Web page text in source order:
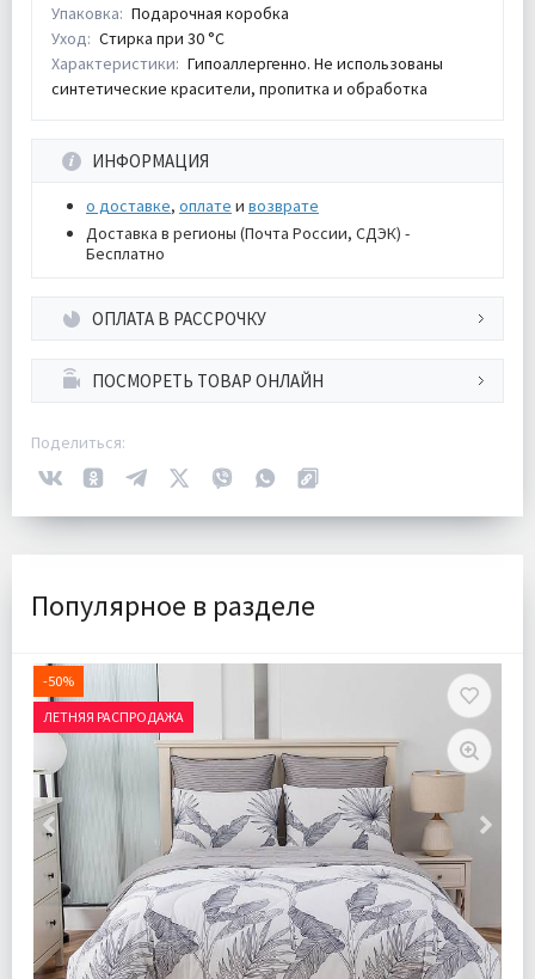
Упаковка: Подарочная коробка
Уход: Стирка при 30 °С
Характеристики: Гипоаллергенно. Не использованы
синтетические красители, пропитка и обработка
ИНФОРМАЦИЯ
о доставке, оплате и возврате
Доставка в регионы (Почта России, СДЭК) -
Бесплатно
ОПЛАТА В РАССРОЧКУ
ПОСМОРЕТЬ ТОВАР ОНЛАЙН
Поделиться:
Популярное в разделе
-50%
ЛЕТНЯЯ РАСПРОДАЖА